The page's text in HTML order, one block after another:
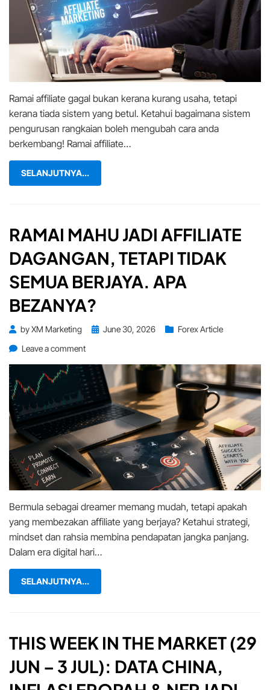
Rahsia
Mengurus
&
Mengembangkan
Rangkaian
Anda!
Ramai affiliate gagal bukan kerana kurang usaha, tetapi
kerana tiada sistem yang betul. Ketahui bagaimana sistem
pengurusan rangkaian boleh mengubah cara anda
berkembang! Ramai affiliate…
SELANJUTNYA...
RAMAI MAHU JADI AFFILIATE
DAGANGAN, TETAPI TIDAK
SEMUA BERJAYA. APA
BEZANYA?
byXM Marketing
PostedJune 30, 2026
Forex Article
Leave a commenton
Mahu
Jadi
Affiliate
Dagangan,
Tetapi
Tidak
Semua
Berjaya.
Apa
Bezanya?
Bermula sebagai dreamer memang mudah, tetapi apakah
yang membezakan affiliate yang berjaya? Ketahui strategi,
mindset dan rahsia membina pendapatan jangka panjang.
Dalam era digital hari…
SELANJUTNYA...
THIS WEEK IN THE MARKET (29
JUN – 3 JUL): DATA CHINA,